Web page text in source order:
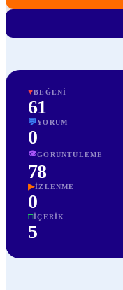
♥BEĞENI
61
💬YORUM
0
👁GÖRÜNTÜLEME
78
▶İZLENME
0
□İÇERIK
5